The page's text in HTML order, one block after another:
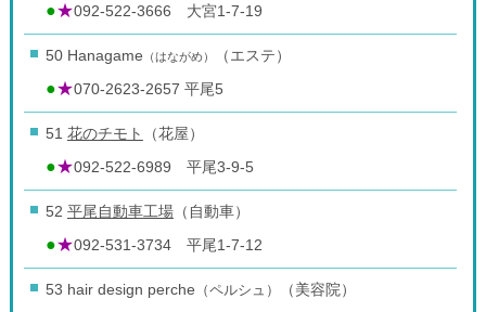
●★092-522-3666 大宮1-7-19
50 Hanagame （はながめ） （エステ）
●★070-2623-2657 平尾5
51 花のチモト （花屋）
●★092-522-6989 平尾3-9-5
52 平尾自動車工場（自動車）
●★092-531-3734 平尾1-7-12
53 hair design perche （ペルシュ） （美容院）